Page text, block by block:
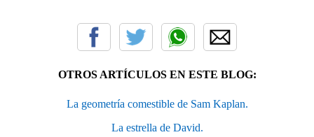
OTROS ARTÍCULOS EN ESTE BLOG:
La geometría comestible de Sam Kaplan.
La estrella de David.